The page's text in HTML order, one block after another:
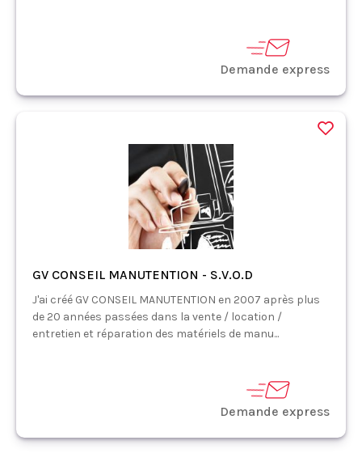
Demande express
GV CONSEIL MANUTENTION - S.V.O.D
J'ai créé GV CONSEIL MANUTENTION en 2007 après plus
de 20 années passées dans la vente / location /
entretien et réparation des matériels de manu...
Demande express